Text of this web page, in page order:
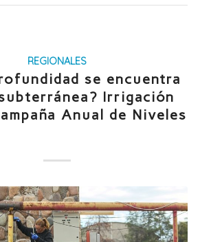
REGIONALES
se encuentra
Irrigación
Anual de Niveles